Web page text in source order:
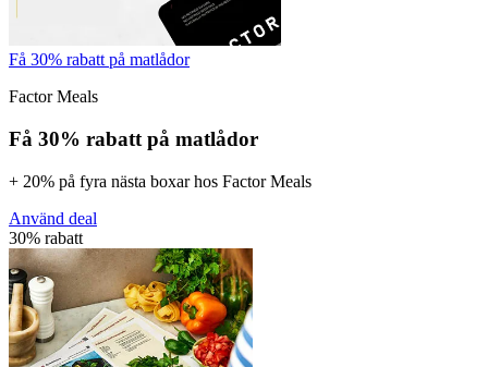
Få 30% rabatt på matlådor
Factor Meals
Få 30% rabatt på matlådor
+ 20% på fyra nästa boxar hos Factor Meals
Använd deal
30% rabatt